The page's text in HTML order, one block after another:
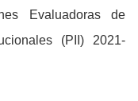
Evaluadoras de
(PII) 2021-